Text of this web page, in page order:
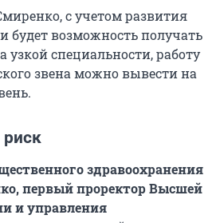
с учетом развития
будет возможность получать
узкой специальности, работу
звена можно вывести на
риск
здравоохранения
первый проректор Высшей
и управления